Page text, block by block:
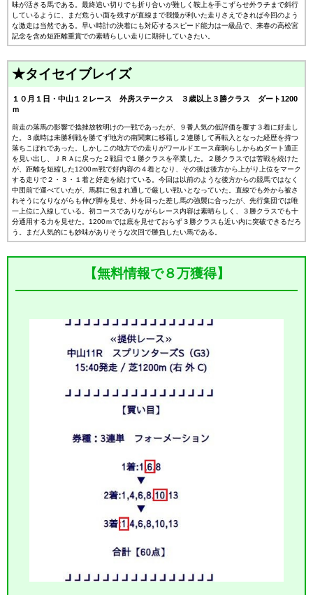
味が活きる馬である。最終追い切りでも折り合いが難しく鞍上を手こずらせ外ラチまで斜行
しているように、まだ危うい面を残すが直線まで我慢が利いた走りさえできれば今回のよう
な激走は当然である。早い時計の決着にも対応するスピード能力は一級品で、来春の高松宮
記念を含め短距離重賞での素晴らしい走りに期待していきたい。
★タイセイブレイズ
１０月１日・中山１２レース 外房ステークス ３歳以上３勝クラス ダート1200
ｍ
前走の落馬の影響で捻挫放牧明けの一戦であったが、９番人気の低評価を覆す３着に好走し
た。３歳時は未勝利戦を勝てず地方の南関東に移籍し２連勝して再転入となった経歴を持つ
落ちこぼれであった。しかしこの地方での走りがワールドエース産駒らしからぬダート適正
を見い出し、ＪＲＡに戻った２戦目で１勝クラスを卒業した。２勝クラスでは苦戦を続けた
が、距離を短縮した1200ｍ戦で好内容の４着となり、その後は後方から上がり上位をマーク
する走りで２・３・１着と好走を続けている。今回は以前のような後方からの競馬ではなく
中団前で運べていたが、馬群に包まれ通しで厳しい戦いとなっていた。直線でも外から被さ
れそうになりながらも伸び脚を見せ、外を回った差し馬の強襲に合ったが、先行集団では唯
一上位に入線している。初コースでありながらレース内容は素晴らしく、３勝クラスでも十
分通用する力を見せた。1200ｍでは底を見せておらず３勝クラスも近い内に突破できるだろ
う。まだ人気的にも妙味がありそうな次回で勝負したい馬である。
【無料情報で８万獲得】